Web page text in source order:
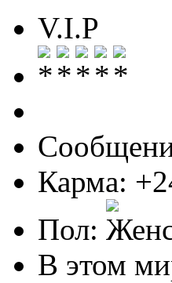
V.I.P
Карма:
Пол:
В этом